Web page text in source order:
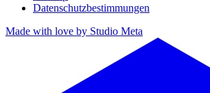
Datenschutzbestimmungen
Made with love by Studio Meta